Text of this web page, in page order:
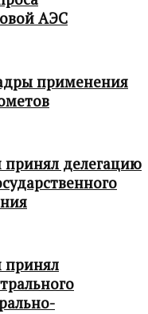
АЭС
применения
делегацию